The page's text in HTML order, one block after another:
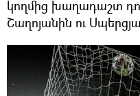
կողմից խաղադաշտ
Շաղոյանին ու